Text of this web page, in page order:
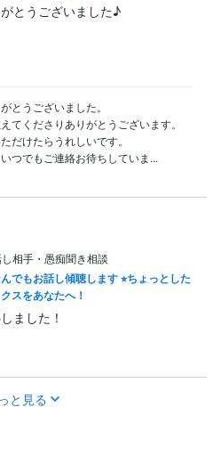
とうございました♪
とうございました。
てくださりありがとうございます。
だけたらうれしいです。
つでもご連絡お待ちしていま...
相手・愚痴聞き相談
でもお話し傾聴します ⭐︎ちょっとした
スをあなたへ！
ました！
と見る